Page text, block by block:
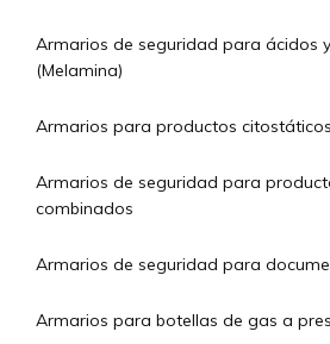
Armarios de seguridad para ácidos
(Melamina)
Armarios para productos citostáticos
Armarios de seguridad para
combinados
Armarios de seguridad para
Armarios para botellas de gas a